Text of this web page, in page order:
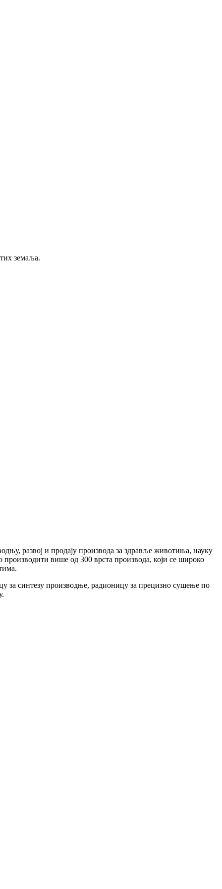
земаља.
развој и продају производа за здравље животиња, науку
више од 300 врста производа, који се широко
синтезу производње, радионицу за прецизно сушење по